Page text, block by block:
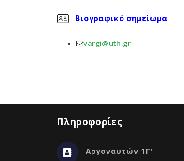
Βιογραφικό σημείωμα
vargi@uth.gr
Πληροφορίες
Αργοναυτών 1Γ'